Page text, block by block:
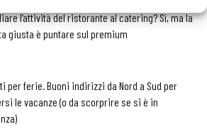
l’attività del ristorante al catering? Sì, ma la
giusta è puntare sul premium
per ferie. Buoni indirizzi da Nord a Sud per
le vacanze (o da scorprire se si è in